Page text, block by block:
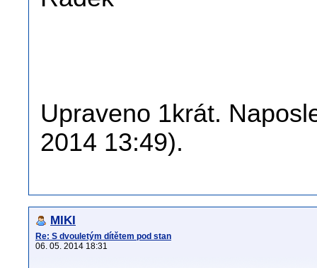
Upraveno 1krát.
2014 13:49).
MIKI
Re: S dvouletým dítětem pod stan
06. 05. 2014 18:31